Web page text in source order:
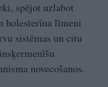
spējot uzlabot
holesterīna līmeni
sistēmas un citu
novecošanos.